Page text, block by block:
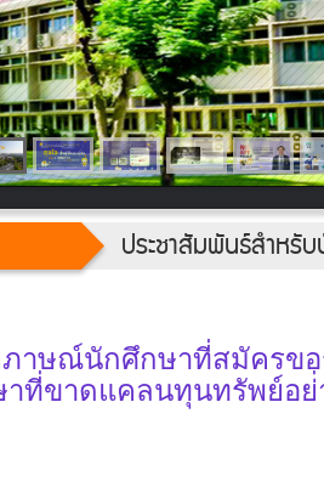
ประชาสัมพันธ์สำหรั
าษณ์นักศึกษาที่สมัครขอ
ที่ขาดแคลนทุนทรัพย์อย่่